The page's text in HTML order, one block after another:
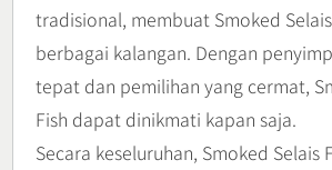
tradisional, membuat Smoked
berbagai kalangan. Dengan
tepat dan pemilihan yang cermat,
Fish dapat dinikmati kapan saja.
Secara keseluruhan, Smoked Selais